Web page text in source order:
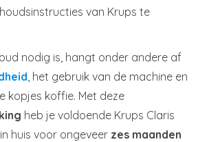
van Krups te
nodig is, hangt onder andere af
, het gebruik van de machine en
kopjes koffie. Met deze
heb je voldoende Krups Claris
huis voor ongeveer zes maanden